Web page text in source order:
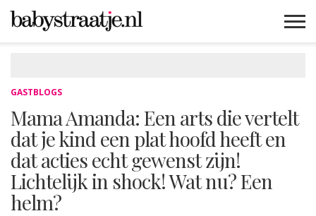
GASTBLOGS
Mama Amanda: Een arts die vertelt
dat je kind een plat hoofd heeft en
dat acties echt gewenst zijn!
Lichtelijk in shock! Wat nu? Een
helm?